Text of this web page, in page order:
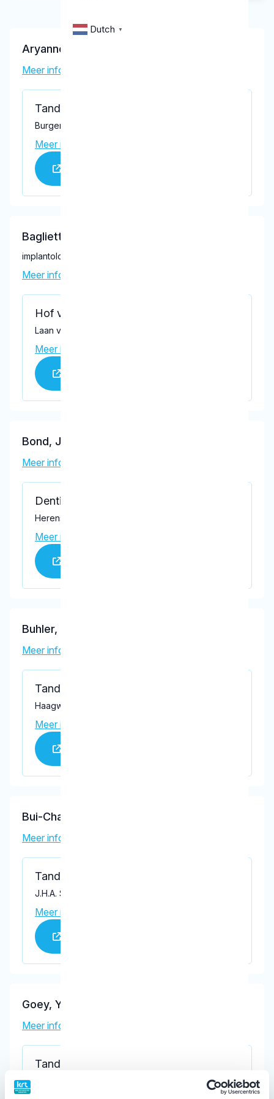
Dutch ▼
Aryannejad, A.
Meer informatie tandarts
Tandartspraktijk Rijswijk
Burgemeester Elsenlaan 72, Rijswijk 2283 AB
Meer informatie praktijk
Baglietto, P.R.
implantoloog
Meer informatie tandarts
Hof van Hoornwijck
Laan van Zuid Hoorn 33, Rijswijk 2289 DC
Meer informatie praktijk
Bond, J.J.M.
Meer informatie tandarts
Denticien Implantologie
Herenstraat 24 - 26, Rijswijk 2282 BT
Meer informatie praktijk
Buhler, L.L.J.
Meer informatie tandarts
Tandartsenpraktijk Buhler
Haagweg 194, Rijswijk 2282 AK
Meer informatie praktijk
Bui-Chan, H.N.
Meer informatie tandarts
Tandartspraktijk Bui-Chan
J.H.A. Schaperlaan 1, Rijswijk 2283 GN
Meer informatie praktijk
Goey, Y.
Meer informatie tandarts
Tandartsenpraktijk Goey